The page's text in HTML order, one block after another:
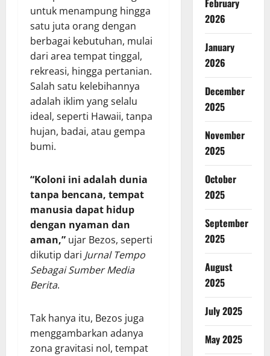
untuk menampung hingga
satu juta orang dengan
berbagai kebutuhan, mulai
dari area tempat tinggal,
rekreasi, hingga pertanian.
Salah satu kelebihannya
adalah iklim yang selalu
ideal, seperti Hawaii, tanpa
hujan, badai, atau gempa
bumi.
“Koloni ini adalah dunia
tanpa bencana, tempat
manusia dapat hidup
dengan nyaman dan
aman,” ujar Bezos, seperti
dikutip dari Jurnal Tempo
Sebagai Sumber Media
Berita.
Tak hanya itu, Bezos juga
menggambarkan adanya
zona gravitasi nol, tempat
February
2026
January
2026
December
2025
November
2025
October
2025
September
2025
August
2025
July 2025
May 2025